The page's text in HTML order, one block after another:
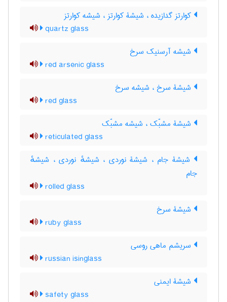
کوارتز گدازیده ، شیشۀ کوارتز ، شیشه کوارتز
quartz glass
شیشه آرسنیک سرخ
red arsenic glass
شیشۀ سرخ ، شیشه سرخ
red glass
شیشۀ مشبّک ، شیشه مشبّک
reticulated glass
شیشۀ جام ، شیشۀ نوردی ، شیشهٔ نوردی ، شیشهٔ
جام
rolled glass
شیشۀ سرخ
ruby glass
سریشم ماهی روسی
russian isinglass
شیشۀ ایمنی
safety glass